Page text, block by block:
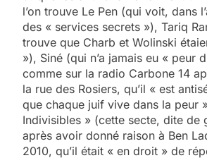
l’on trouve Le Pen (qui voit, dans
des « services secrets »), Tariq
trouve que Charb et Wolinski
»), Siné (qui n’a jamais eu « peur
comme sur la radio Carbone 14
la rue des Rosiers, qu’il « est
que chaque juif vive dans la peur
Indivisibles » (cette secte, dite de
après avoir donné raison à Ben
2010, qu’il était « en droit » de